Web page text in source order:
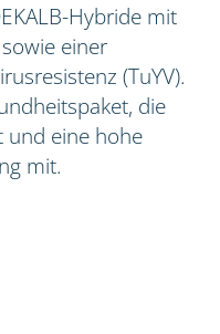
Hybride mit
einer
(TuYV).
die
und eine hohe
mit.